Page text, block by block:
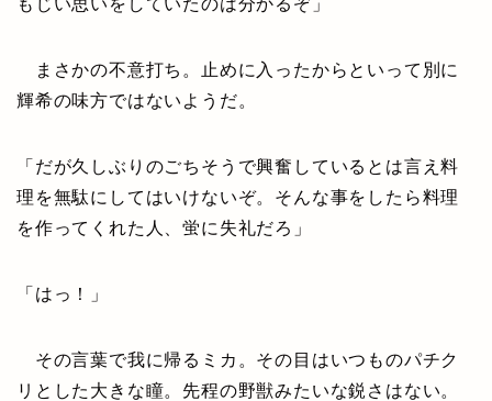
まさかの不意打ち。止めに入ったからといって別に
輝希の味方ではないようだ。
「だが久しぶりのごちそうで興奮しているとは言え料
理を無駄にしてはいけないぞ。そんな事をしたら料理
を作ってくれた人、蛍に失礼だろ」
「はっ！」
その言葉で我に帰るミカ。その目はいつものパチク
リとした大きな瞳。先程の野獣みたいな鋭さはない。